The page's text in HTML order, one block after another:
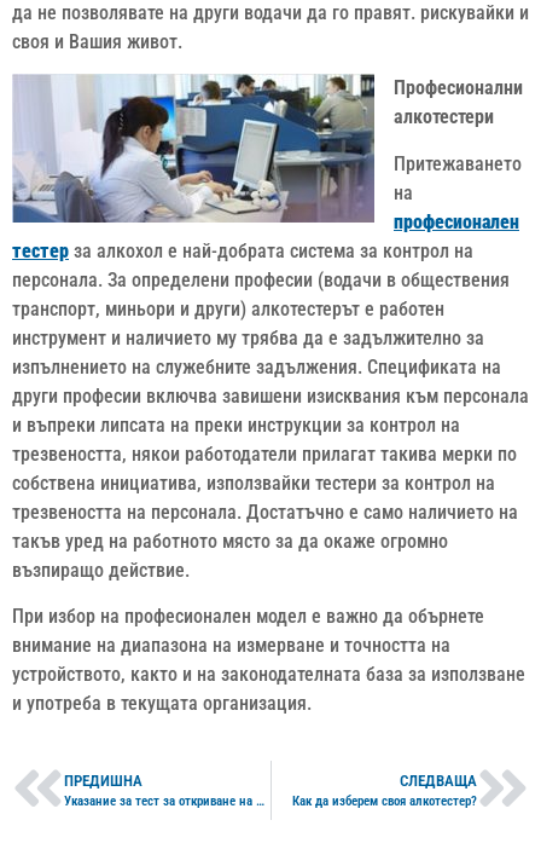
да не позволявате на други водачи да го правят. рискувайки и
своя и Вашия живот.
Професионални
алкотестери
Притежаването
на
професионален
тестер за алкохол е най-добрата система за контрол на
персонала. За определени професии (водачи в обществения
транспорт, миньори и други) алкотестерът е работен
инструмент и наличието му трябва да е задължително за
изпълнението на служебните задължения. Спецификата на
други професии включва завишени изисквания към персонала
и въпреки липсата на преки инструкции за контрол на
трезвеността, някои работодатели прилагат такива мерки по
собствена инициатива, използвайки тестери за контрол на
трезвеността на персонала. Достатъчно е само наличието на
такъв уред на работното място за да окаже огромно
възпиращо действие.
При избор на професионален модел е важно да обърнете
внимание на диапазона на измерване и точността на
устройството, както и на законодателната база за използване
и употреба в текущата организация.
ПРЕДИШНА
Указание за тест за откриване на Марихуана/ Канабис и Хашиш
СЛЕДВАЩА
Как да изберем своя алкотестер?